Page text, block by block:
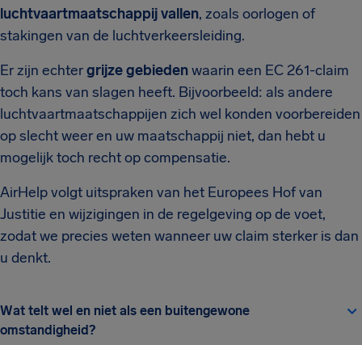
luchtvaartmaatschappij vallen, zoals oorlogen of
stakingen van de luchtverkeersleiding.
Er zijn echtergrijze gebiedenwaarin een EC 261-claim
toch kans van slagen heeft. Bijvoorbeeld: als andere
luchtvaartmaatschappijen zich wel konden voorbereiden
op slecht weer en uw maatschappij niet, dan hebt u
mogelijk toch recht op compensatie.
AirHelp volgt uitspraken van het Europees Hof van
Justitie en wijzigingen in de regelgeving op de voet,
zodat we precies weten wanneer uw claim sterker is dan
u denkt.
Wat telt wel en niet als een buitengewone
omstandigheid?